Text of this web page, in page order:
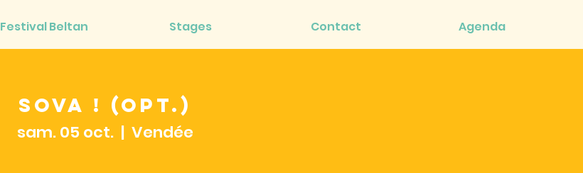
Festival Beltan Stages Contact Agenda
SOVA ! (Opt.)
sam. 05 oct.
  |
Vendée